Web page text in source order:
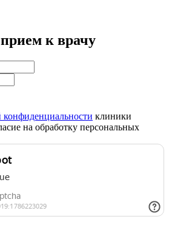
к врачу
конфиденциальности клиники
на обработку персональных